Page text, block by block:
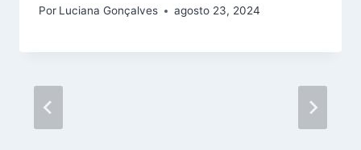
Por Luciana Gonçalves agosto 23, 2024